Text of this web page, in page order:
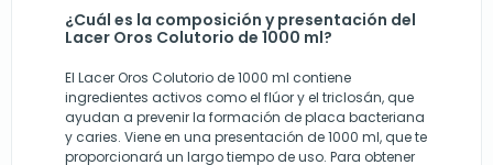
¿Cuál es la composición y presentación del
Lacer Oros Colutorio de 1000 ml?
El Lacer Oros Colutorio de 1000 ml contiene
ingredientes activos como el flúor y el triclosán, que
ayudan a prevenir la formación de placa bacteriana
y caries. Viene en una presentación de 1000 ml, que te
proporcionará un largo tiempo de uso. Para obtener